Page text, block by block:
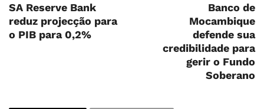
SA Reserve Bank
reduz projecção para
o PIB para 0,2%
Banco de
Mocambique
defende sua
credibilidade para
gerir o Fundo
Soberano